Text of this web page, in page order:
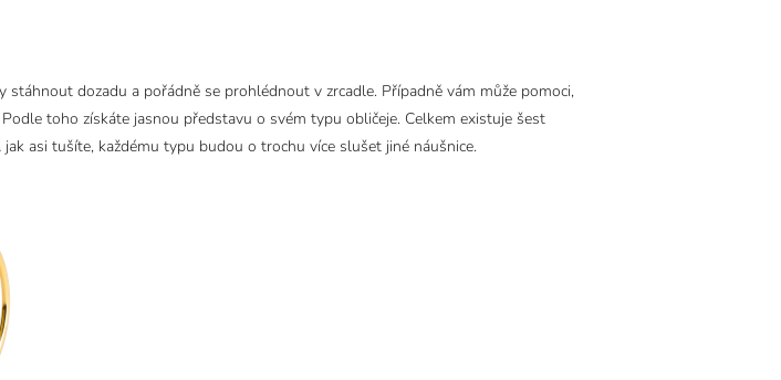
dozadu a pořádně se prohlédnout v zrcadle. Případně vám může pomoci,
toho získáte jasnou představu o svém typu obličeje. Celkem existuje šest
asi tušíte, každému typu budou o trochu více slušet jiné náušnice.